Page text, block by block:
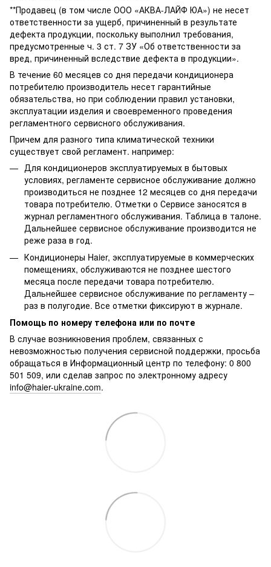
**Продавец (в том числе ООО «АКВА-ЛАЙФ ЮА») не несет
ответственности за ущерб, причиненный в результате
дефекта продукции, поскольку выполнил требования,
предусмотренные ч. 3 ст. 7 ЗУ «Об ответственности за
вред, причиненный вследствие дефекта в продукции».
В течение 60 месяцев со дня передачи кондиционера
потребителю производитель несет гарантийные
обязательства, но при соблюдении правил установки,
эксплуатации изделия и своевременного проведения
регламентного сервисного обслуживания.
Причем для разного типа климатической техники
существует свой регламент. например:
Для кондиционеров эксплуатируемых в бытовых
условиях, регламенте сервисное обслуживание должно
производиться не позднее 12 месяцев со дня передачи
товара потребителю. Отметки о Сервисе заносятся в
журнал регламентного обслуживания. Таблица в талоне.
Дальнейшее сервисное обслуживание производится не
реже раза в год.
Кондиционеры Haier, эксплуатируемые в коммерческих
помещениях, обслуживаются не позднее шестого
месяца после передачи товара потребителю.
Дальнейшее сервисное обслуживание по регламенту –
раз в полугодие. Все отметки фиксируют в журнале.
Помощь по номеру телефона или по почте
В случае возникновения проблем, связанных с
невозможностью получения сервисной поддержки, просьба
обращаться в Информационный центр по телефону: 0 800
501 509, или сделав запрос по электронному адресу
info@haier-ukraine.com.